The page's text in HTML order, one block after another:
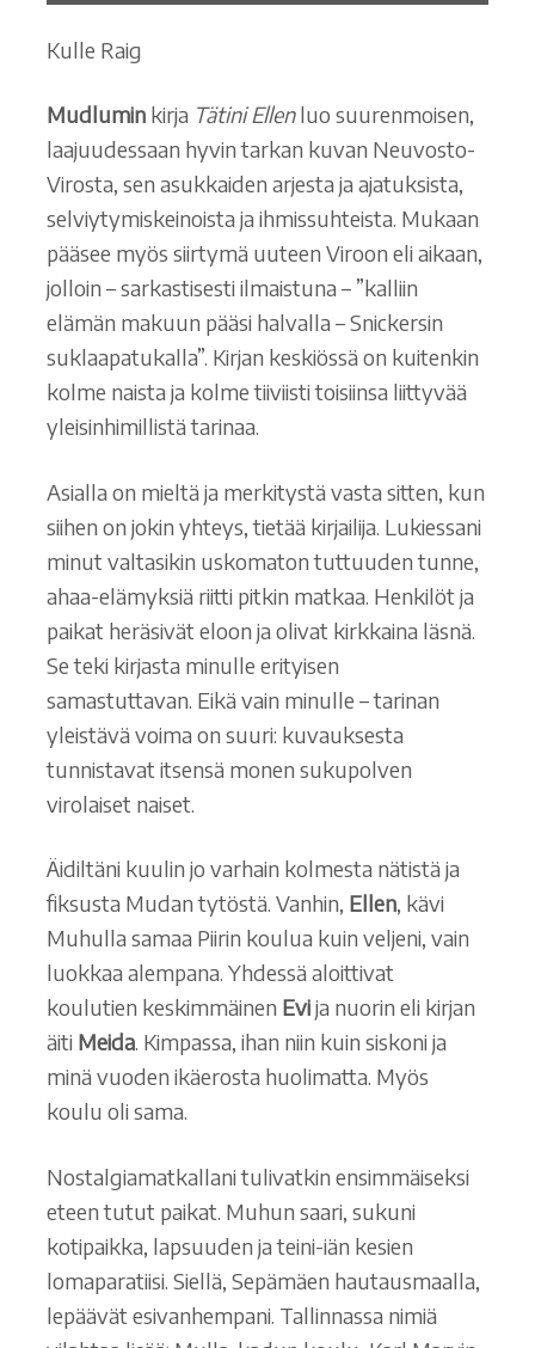
Kulle Raig
Mudluminkirja Tätini Ellenluo suurenmoisen,
laajuudessaan hyvin tarkan kuvan Neuvosto-
Virosta, sen asukkaiden arjesta ja ajatuksista,
selviytymiskeinoista ja ihmissuhteista. Mukaan
pääsee myös siirtymä uuteen Viroon eli aikaan,
jolloin – sarkastisesti ilmaistuna – ”kalliin
elämän makuun pääsi halvalla – Snickersin
suklaapatukalla”. Kirjan keskiössä on kuitenkin
kolme naista ja kolme tiiviisti toisiinsa liittyvää
yleisinhimillistä tarinaa.
Asialla on mieltä ja merkitystä vasta sitten, kun
siihen on jokin yhteys, tietää kirjailija. Lukiessani
minut valtasikin uskomaton tuttuuden tunne,
ahaa-elämyksiä riitti pitkin matkaa. Henkilöt ja
paikat heräsivät eloon ja olivat kirkkaina läsnä.
Se teki kirjasta minulle erityisen
samastuttavan. Eikä vain minulle – tarinan
yleistävä voima on suuri: kuvauksesta
tunnistavat itsensä monen sukupolven
virolaiset naiset.
Äidiltäni kuulin jo varhain kolmesta nätistä ja
fiksusta Mudan tytöstä. Vanhin, Ellen, kävi
Muhulla samaa Piirin koulua kuin veljeni, vain
luokkaa alempana. Yhdessä aloittivat
koulutien keskimmäinen Evija nuorin eli kirjan
äiti Meida. Kimpassa, ihan niin kuin siskoni ja
minä vuoden ikäerosta huolimatta. Myös
koulu oli sama.
Nostalgiamatkallani tulivatkin ensimmäiseksi
eteen tutut paikat. Muhun saari, sukuni
kotipaikka, lapsuuden ja teini-iän kesien
lomaparatiisi. Siellä, Sepämäen hautausmaalla,
lepäävät esivanhempani. Tallinnassa nimiä